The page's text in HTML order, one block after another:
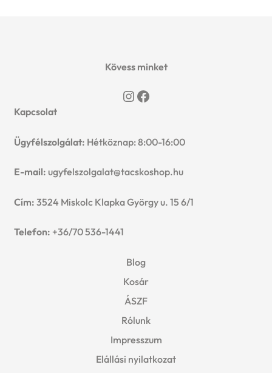
Kövess minket
Instagram
Facebook
Kapcsolat
Ügyfélszolgálat: Hétköznap: 8:00-16:00
E-mail: ugyfelszolgalat@tacskoshop.hu
Cím: 3524 Miskolc Klapka György u. 15 6/1
Telefon: +36/70 536-1441
Blog
Kosár
ÁSZF
Rólunk
Impresszum
Elállási nyilatkozat